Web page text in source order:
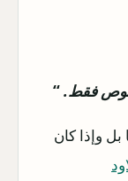
فقط.“
بل وإذا كان